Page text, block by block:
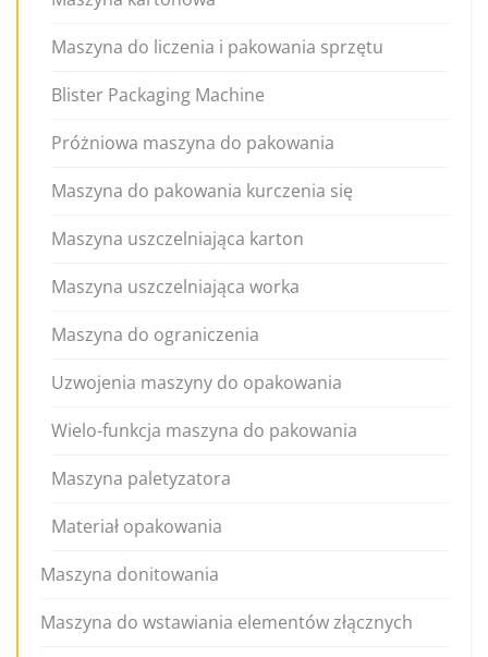
Maszyna do liczenia i pakowania sprzętu
Blister Packaging Machine
Próżniowa maszyna do pakowania
Maszyna do pakowania kurczenia się
Maszyna uszczelniająca karton
Maszyna uszczelniająca worka
Maszyna do ograniczenia
Uzwojenia maszyny do opakowania
Wielo-funkcja maszyna do pakowania
Maszyna paletyzatora
Materiał opakowania
Maszyna donitowania
Maszyna do wstawiania elementów złącznych